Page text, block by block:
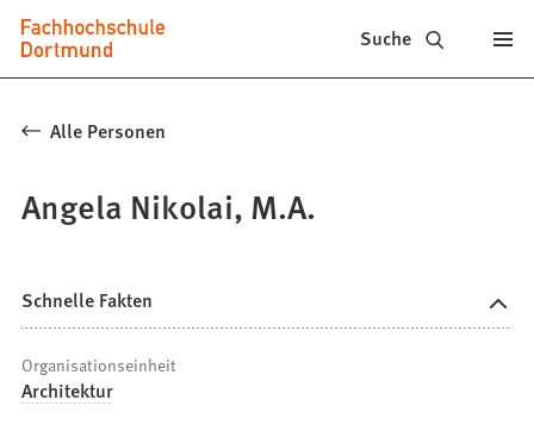
Inhalt anspringen
Fachhochschule
Dortmund
-
Studiengänge,
Suche
Alle Personen
Angela Nikolai, M.A.
Schnelle Fakten
Organisationseinheit
Architektur